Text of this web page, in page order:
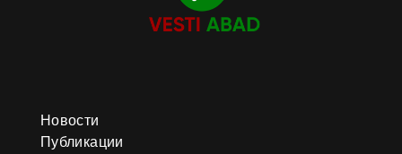
Новости
Публикации